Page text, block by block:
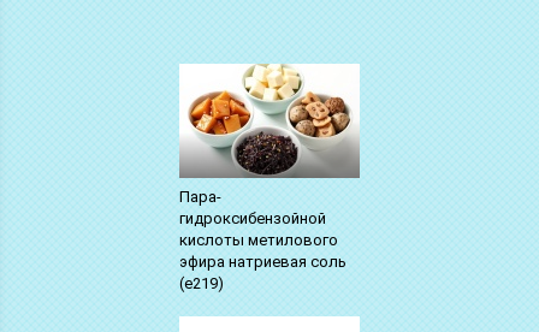
Пара-
гидроксибензойной
кислоты метилового
эфира натриевая соль
(е219)